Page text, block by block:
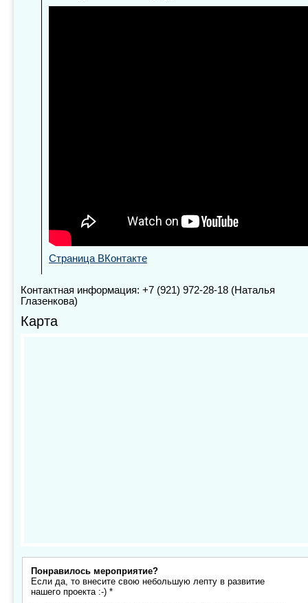
Страница ВКонтакте
Контактная информация: +7 (921) 972-28-18 (Наталья
Глазенкова)
Карта
Понравилось мероприятие?
Если да, то внесите свою небольшую лепту в развитие
нашего проекта :-) *